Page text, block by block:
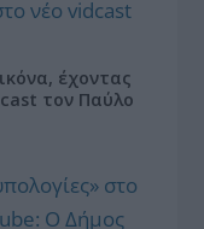
έχοντας
τον Παύλο